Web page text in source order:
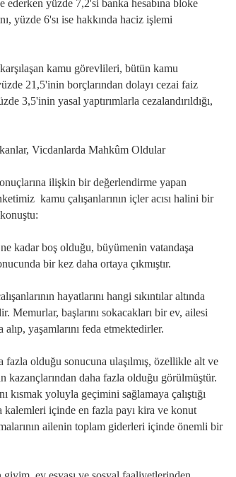
yüzde 7,2'si banka hesabına bloke
yüzde 6'sı ise hakkında haciz işlemi
kamu görevlileri, bütün kamu
21,5'inin borçlarından dolayı cezai faiz
3,5'inin yasal yaptırımlarla cezalandırıldığı,
Vicdanlarda Mahkûm Oldular
ilişkin bir değerlendirme yapan
kamu çalışanlarının içler acısı halini bir
kadar boş olduğu, büyümenin vatandaşa
bir kez daha ortaya çıkmıştır.
hayatlarını hangi sıkıntılar altında
Memurlar, başlarını sokacakları bir ev, ailesi
yaşamlarını feda etmektedirler.
olduğu sonucuna ulaşılmış, özellikle alt ve
kazançlarından daha fazla olduğu görülmüştür.
kısmak yoluyla geçimini sağlamaya çalıştığı
içinde en fazla payı kira ve konut
ailenin toplam giderleri içinde önemli bir